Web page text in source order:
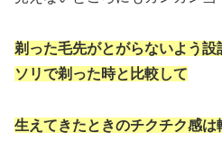
剃った毛先がとがらないよう設
ソリで剃った時と比較して
生えてきたときのチクチク感